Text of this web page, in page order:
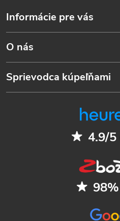
Informácie pre vás
O nás
Sprievodca kúpeľňami
4.9/5
98%